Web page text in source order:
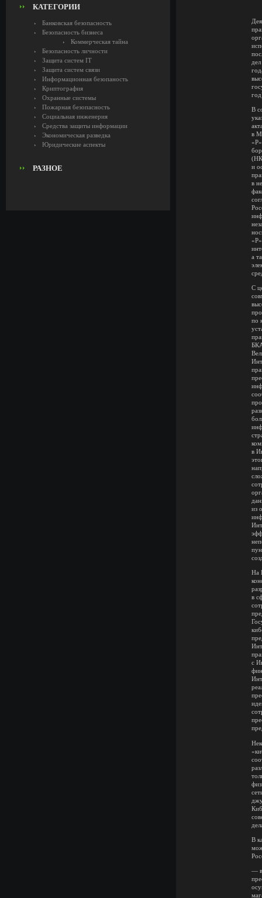
КАТЕГОРИИ
Банковская безопасность
Безопасность бизнеса
Коммерческая тайна
Безопасность личности
Защита систем IT
Защита систем связи
Информационная безопаность
Криптография
Охранные системы
Пожарная безопасность
Социальная инженерия
Средства защиты информации
Экономическая разведка
Юридические аспекты
РАЗНОЕ
В
в
и
в
а
С
по
в
из
На
в
с
В
—